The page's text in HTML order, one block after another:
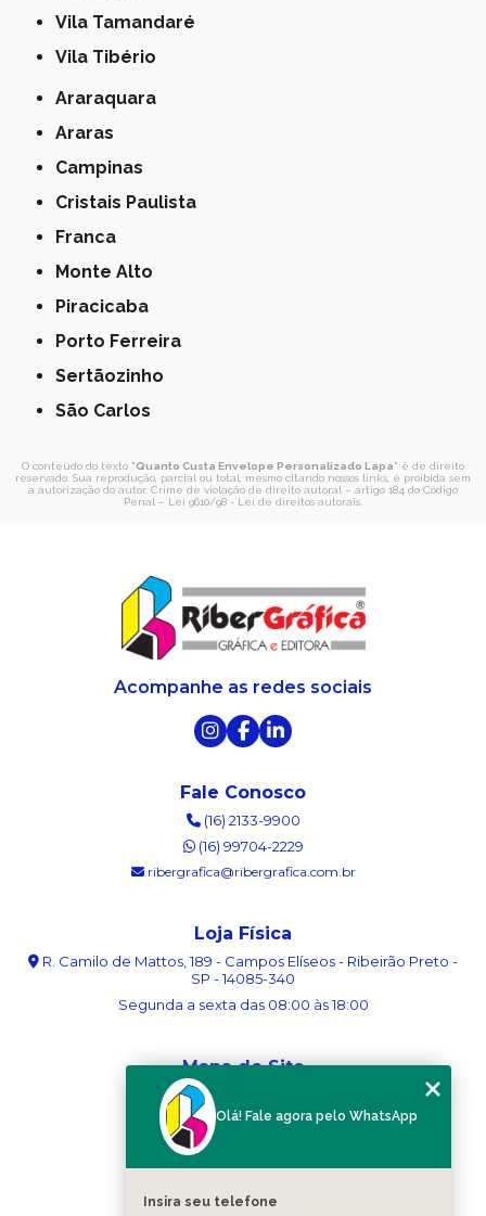
Vila Tamandaré
Vila Tibério
Araraquara
Araras
Campinas
Cristais Paulista
Franca
Monte Alto
Piracicaba
Porto Ferreira
Sertãozinho
São Carlos
O conteúdo do texto "Quanto Custa Envelope Personalizado Lapa" é de direito
reservado. Sua reprodução, parcial ou total, mesmo citando nossos links, é proibida sem
a autorização do autor. Crime de violação de direito autoral – artigo 184 do Código
Penal – Lei 9610/98 - Lei de direitos autorais
Acompanhe as redes sociais
Fale Conosco
(16) 2133-9900
(16) 99704-2229
ribergrafica@ribergrafica.com.br
Loja Física
R. Camilo de Mattos, 189 - Campos Elíseos - Ribeirão Preto -
SP - 14085-340
Segunda a sexta das 08:00 às 18:00
Mapa do Site
Sobre nós
Blog
Olá! Fale agora pelo WhatsApp
Insira seu telefone